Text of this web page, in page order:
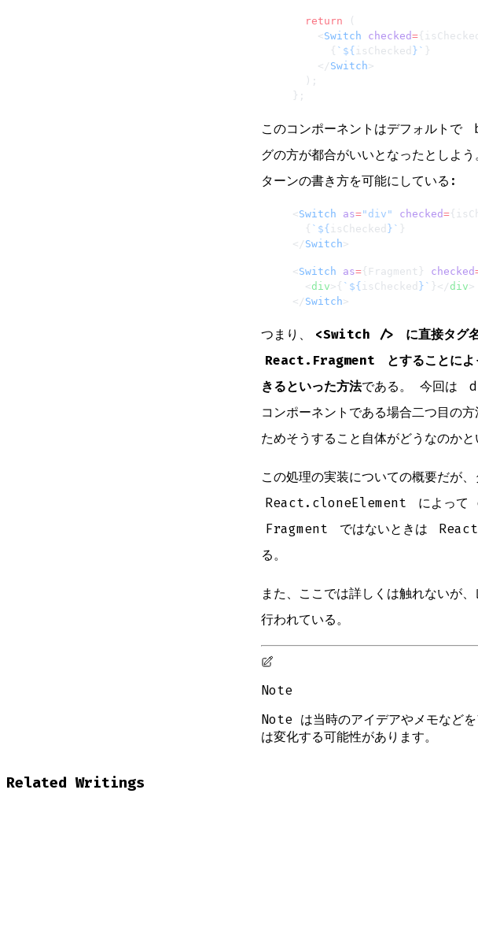
  return
(
    <
Switch checked=
      {
`${ isChecked }` }
    </
Switch >
  );
};
このコンポーネントはデフォルトで
グの方が都合がいいとなったとしよ
ターンの書き方を可能にしている:
< Switch as="div" checked=
  {
`${ isChecked }` }
</ Switch >
< Switch as={Fragment} checked
  <
div >{ `${ isChecked }` }</ div >
</ Switch >
つまり、 <Switch /> に直接タグ
React.Fragment
とすることに
きるといった方法である。 今回は
コンポーネントである場合二つ目の
ためそうすること自体がどうなのか
この処理の実装についての概要だが
React.cloneElement
によって
Fragment
ではないときは
る。
また、ここでは詳しくは触れないが
行われている。
Note
Note は当時のアイデアやメモなど
は変化する可能性があります。
Related Writings